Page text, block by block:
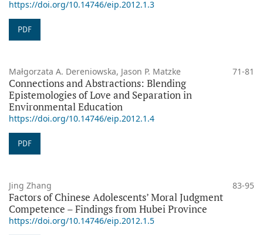
https://doi.org/10.14746/eip.2012.1.3
PDF
Małgorzata A. Dereniowska, Jason P. Matzke 71-81
Connections and Abstractions: Blending
Epistemologies of Love and Separation in
Environmental Education
https://doi.org/10.14746/eip.2012.1.4
PDF
Jing Zhang 83-95
Factors of Chinese Adolescents’ Moral Judgment
Competence – Findings from Hubei Province
https://doi.org/10.14746/eip.2012.1.5